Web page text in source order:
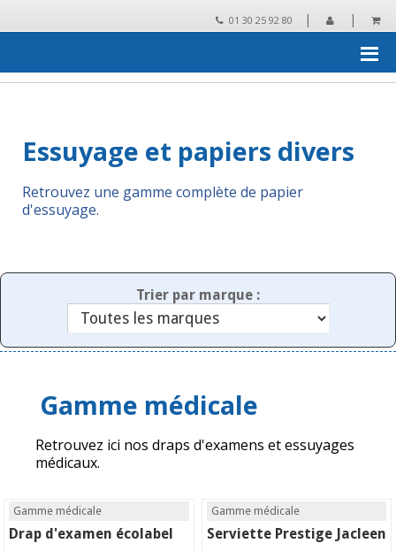
01 30 25 92 80 | |
Essuyage et
Essuyage et papiers divers
Retrouvez une gamme complète de papier
d'essuyage.
Trier par marque :
Gamme médicale
Retrouvez ici nos draps d'examens et essuyages
médicaux.
Gamme médicale
Drap d'examen écolabel
Gamme médicale
Serviette Prestige Jacleen